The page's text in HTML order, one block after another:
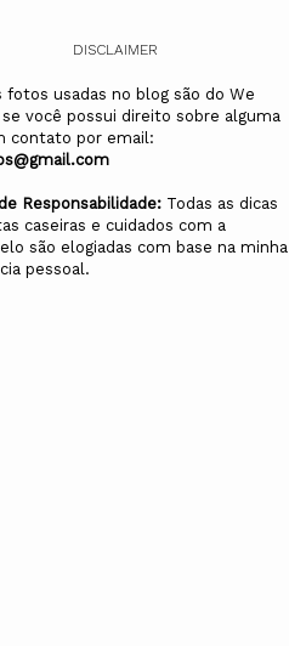
DISCLAIMER
fotos usadas no blog são do We
você possui direito sobre alguma
contato por email:
Responsabilidade: Todas as dicas
caseiras e cuidados com a
são elogiadas com base na minha
pessoal.